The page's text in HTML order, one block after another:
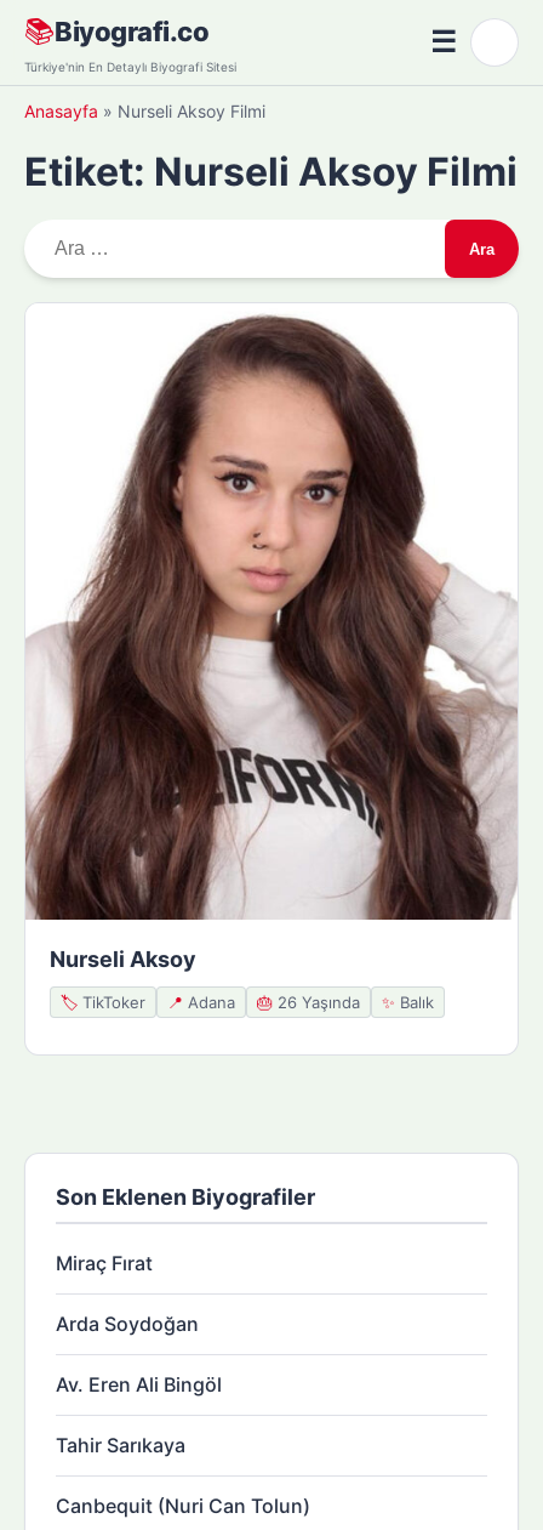
Skip
content
📚Biyografi.co
Türkiye'nin En Detaylı Biyografi Sitesi
☰Menü
Anasayfa » Nurseli Aksoy Filmi
Etiket: Nurseli Aksoy Filmi
r
Nurseli Aksoy
🏷️ TikToker 📍 Adana 🎂 26 Yaşında ✨ Balık
Son Eklenen Biyografiler
Miraç Fırat
Arda Soydoğan
Av. Eren Ali Bingöl
Tahir Sarıkaya
Canbequit (Nuri Can Tolun)